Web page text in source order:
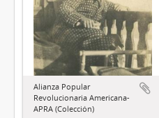
Alianza Popular
Revolucionaria Americana-
APRA (Colección)